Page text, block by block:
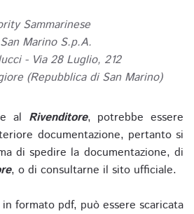
Sammarinese
Marino S.p.A.
- Via 28 Luglio, 212
(Repubblica di San Marino)
al Rivenditore, potrebbe essere
documentazione, pertanto si
di spedire la documentazione, di
, o di consultarne il sito ufficiale.
formato pdf, può essere scaricata